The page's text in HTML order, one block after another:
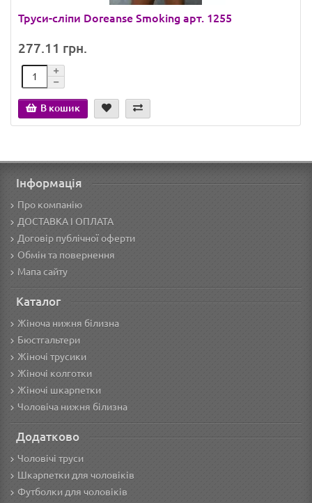
Труси-сліпи Doreanse Smoking арт. 1255
277.11 грн.
В кошик
Інформація
Про компанію
ДОСТАВКА І ОПЛАТА
Договір публічної оферти
Обмін та повернення
Мапа сайту
Каталог
Жіноча нижня білизна
Бюстгальтери
Жіночі трусики
Жіночі колготки
Жіночі шкарпетки
Чоловіча нижня білизна
Додатково
Чоловічі труси
Шкарпетки для чоловіків
Футболки для чоловіків